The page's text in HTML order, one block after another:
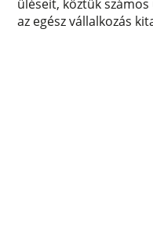
üléseit, köztük
az egész vállalkozás